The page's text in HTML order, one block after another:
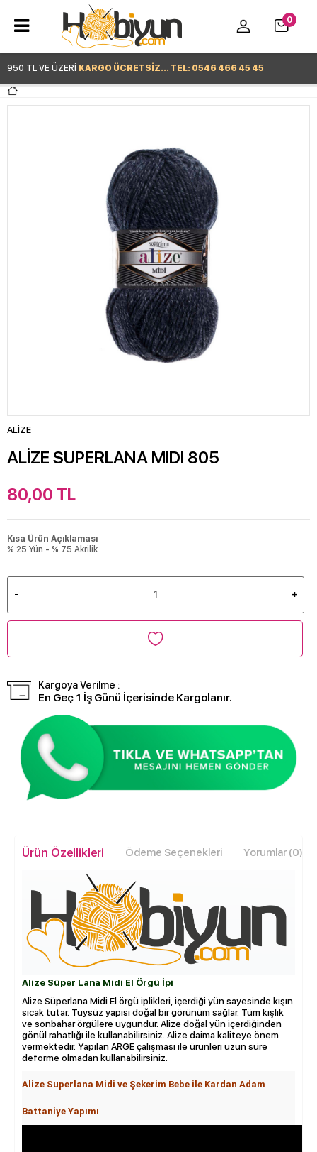
950 TL VE ÜZERİ KARGO ÜCRETSİZ... TEL: 0546 466 45 45
0
ALİZE
ALİZE SUPERLANA MIDI 805
80,00 TL
Kısa Ürün Açıklaması
% 25 Yün - % 75 Akrilik
Kargoya Verilme :
En Geç 1 İş Günü İçerisinde Kargolanır.
Ürün Özellikleri Ödeme Seçenekleri Yorumlar (0)
Alize Süper Lana Midi El Örgü İpi
Alize Süperlana Midi El örgü iplikleri, içerdiği yün sayesinde kışın
sıcak tutar. Tüysüz yapısı doğal bir görünüm sağlar. Tüm kışlık
ve sonbahar örgülere uygundur. Alize doğal yün içerdiğinden
gönül rahatlığı ile kullanabilirsiniz. Alize daima kaliteye önem
vermektedir. Yapılan ARGE çalışması ile ürünleri uzun süre
deforme olmadan kullanabilirsiniz.
Alize Superlana Midi ve Şekerim Bebe ile Kardan Adam
Battaniye Yapımı